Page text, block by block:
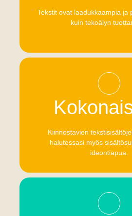
Tekstit ovat laadukkaampia ja
kuin tekoälyn
Kiinnostavien
halutessasi myös
ideontiapua.